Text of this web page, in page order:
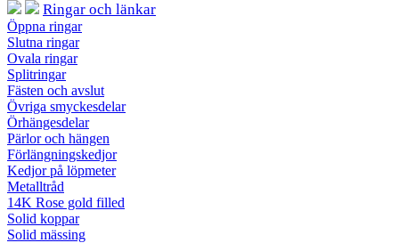
Ringar och länkar
Öppna ringar
Slutna ringar
Ovala ringar
Splitringar
Fästen och avslut
Övriga smyckesdelar
Örhängesdelar
Pärlor och hängen
Förlängningskedjor
Kedjor på löpmeter
Metalltråd
14K Rose gold filled
Solid koppar
Solid mässing